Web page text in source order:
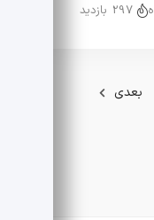
297 بازدید
بعدی